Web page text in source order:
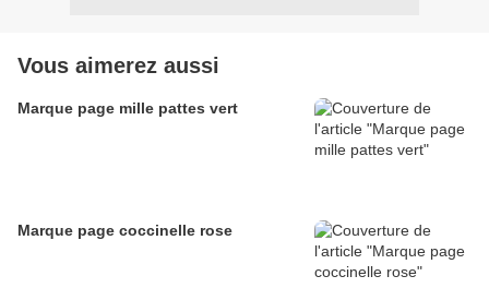
Vous aimerez aussi
Marque page mille pattes vert
Marque page coccinelle rose